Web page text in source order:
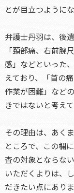
とが目立つように
弁護士丹羽は、後
「頚部痛、右前腕
感」などといった
えており、「首の
作業が困難」など
きではないと考えて
その理由は、あく
ところで、この欄
査の対象とならな
いただくよりは、
だきたい点にありま